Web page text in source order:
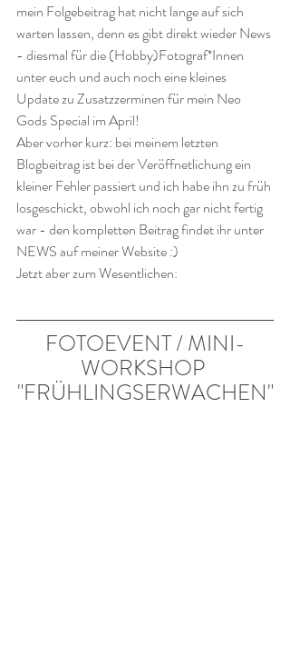
mein Folgebeitrag hat nicht lange auf sich
warten lassen, denn es gibt direkt wieder News
- diesmal für die (Hobby)Fotograf*Innen
unter euch und auch noch eine kleines
Update zu Zusatzzerminen für mein Neo
Gods Special im April!
Aber vorher kurz: bei meinem letzten
Blogbeitrag ist bei der Veröffnetlichung ein
kleiner Fehler passiert und ich habe ihn zu früh
losgeschickt, obwohl ich noch gar nicht fertig
war - den kompletten Beitrag findet ihr unter
NEWS auf meiner Website :)
Jetzt aber zum Wesentlichen:
FOTOEVENT / MINI-
WORKSHOP
"FRÜHLINGSERWACHEN"